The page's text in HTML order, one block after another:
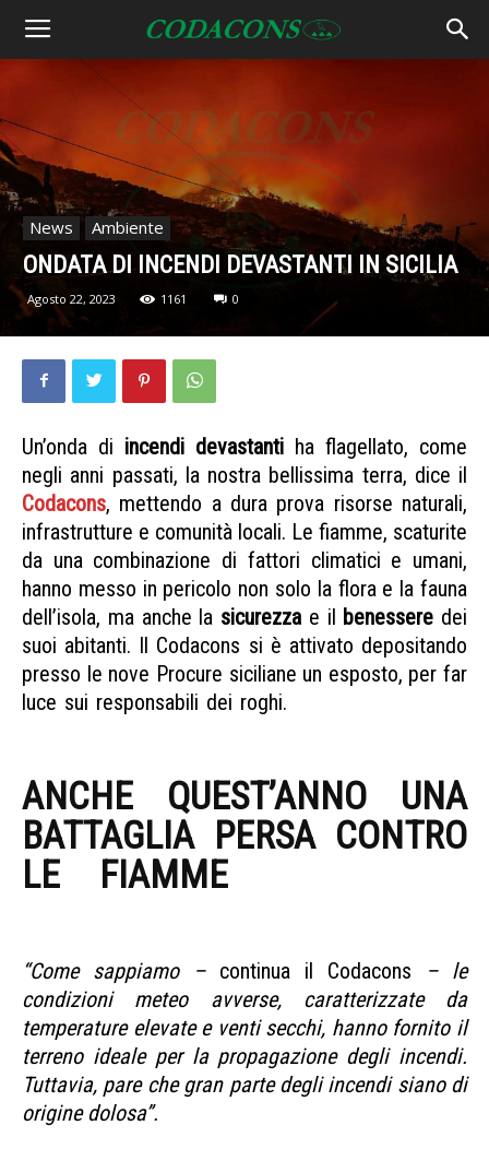
News Ambiente
ONDATA DI INCENDI DEVASTANTI IN SICILIA
Agosto 22, 2023 1161 0
Un’onda di incendi devastanti ha flagellato, come
negli anni passati, la nostra bellissima terra, dice il
Codacons, mettendo a dura prova risorse naturali,
infrastrutture e comunità locali. Le fiamme, scaturite
da una combinazione di fattori climatici e umani,
hanno messo in pericolo non solo la flora e la fauna
dell’isola, ma anche la sicurezza e il benessere dei
suoi abitanti. Il Codacons si è attivato depositando
presso le nove Procure siciliane un esposto, per far
luce sui responsabili dei roghi.
ANCHE QUEST’ANNO UNA
BATTAGLIA PERSA CONTRO
LE FIAMME
“Come sappiamo – continua il Codacons – le
condizioni meteo avverse, caratterizzate da
temperature elevate e venti secchi, hanno fornito il
terreno ideale per la propagazione degli incendi.
Tuttavia, pare che gran parte degli incendi siano di
origine dolosa”.